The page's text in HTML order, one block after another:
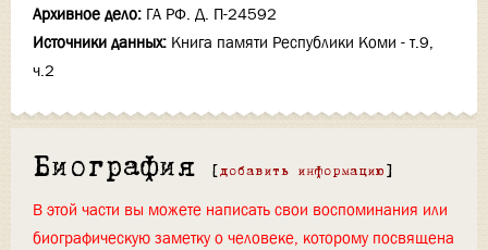
Архивное дело: ГА РФ. Д. П-24592
Источники данных: Книга памяти Республики Коми - т.9,
ч.2
Биография [ добавить информацию ]
В этой части вы можете написать свои воспоминания или
биографическую заметку о человеке, которому посвящена